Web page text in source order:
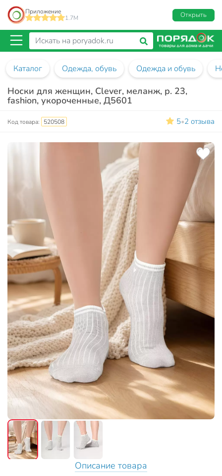
Приложение
1.7M
Открыть
Каталог Одежда, обувь Одежда и обувь
Носки для женщин, Clever, меланж, р. 23,
fashion, укороченные, Д5601
Код товара: 520508 5•2 отзыва
Описание товара